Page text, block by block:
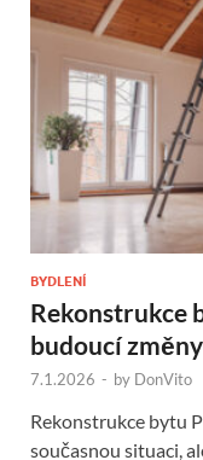
BYDLENÍ
Rekonstrukce
budoucí
7.1.2026 - by DonVito
Rekonstrukce bytu
současnou situaci,